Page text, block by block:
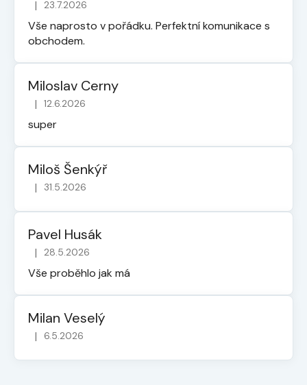
Hodnocení obchodu je 5 z 5 hvězdiček.
| 23.7.2026
Vše naprosto v pořádku. Perfektní komunikace s
obchodem.
Miloslav Cerny
Hodnocení obchodu je 5 z 5 hvězdiček.
| 12.6.2026
super
Miloš Šenkýř
Hodnocení obchodu je 5 z 5 hvězdiček.
| 31.5.2026
Pavel Husák
Hodnocení obchodu je 5 z 5 hvězdiček.
| 28.5.2026
Vše proběhlo jak má
Milan Veselý
Hodnocení obchodu je 5 z 5 hvězdiček.
| 6.5.2026